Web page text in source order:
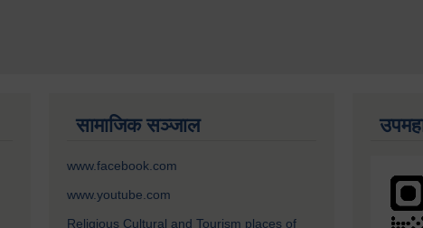
सामाजिक सञ्जाल
www.facebook.com
www.youtube.com
Religious Cultural and Tourism places of